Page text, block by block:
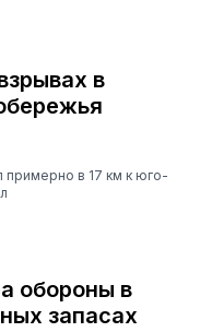
в
примерно в 17 км к юго-
обороны в
запасах